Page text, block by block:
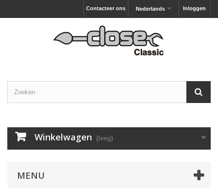
Inloggen
Nederlands
Contacteer ons
Winkelwagen (leeg)
MENU